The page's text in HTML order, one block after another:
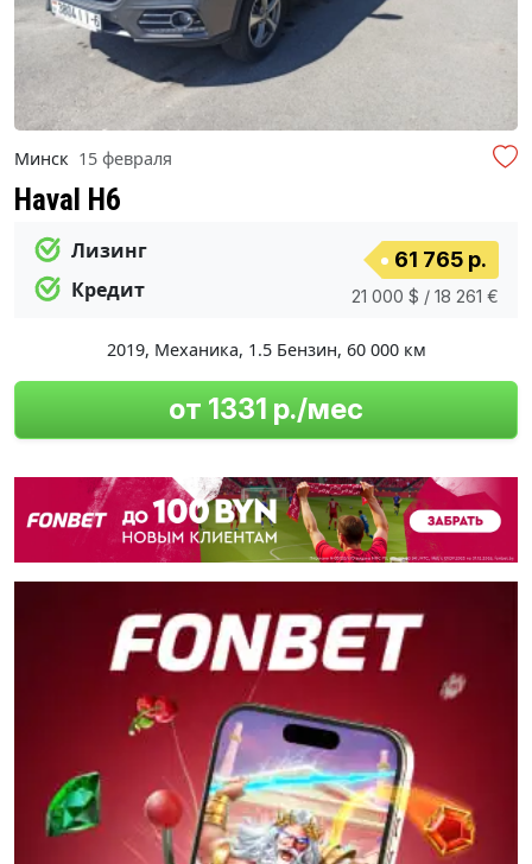
Минск 15 февраля
Haval H6
Лизинг
Кредит
61 765 р.
21 000 $ / 18 261 €
2019, Механика, 1.5 Бензин, 60 000 км
от 1331 р./мес